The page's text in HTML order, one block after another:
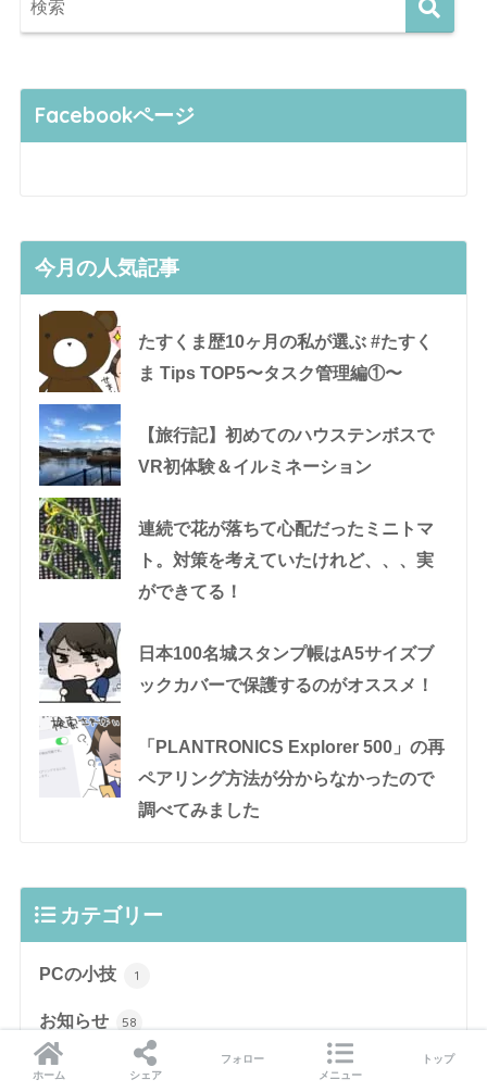
Facebookページ
今月の人気記事
たすくま歴10ヶ月の私が選ぶ #たすく
ま Tips TOP5〜タスク管理編①〜
【旅行記】初めてのハウステンボスで
VR初体験＆イルミネーション
連続で花が落ちて心配だったミニトマ
ト。対策を考えていたけれど、、、実
ができてる！
日本100名城スタンプ帳はA5サイズブ
ックカバーで保護するのがオススメ！
「PLANTRONICS Explorer 500」の再
ペアリング方法が分からなかったので
調べてみました
カテゴリー
PCの小技 1
お知らせ 58
その他
ホーム シェア
フォロー
メニュー
トップ